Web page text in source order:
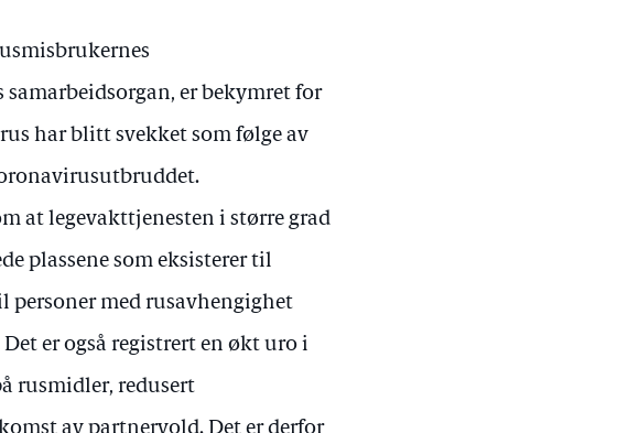
er bekymret for
har blitt svekket som følge av
at legevakttjenesten i større grad
plassene som eksisterer til
med rusavhengighet
er også registrert en økt uro i
rusmidler, redusert